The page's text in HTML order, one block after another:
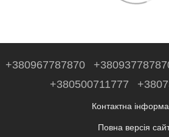
+380967787870
+380500711777
Контактна
Повна версія